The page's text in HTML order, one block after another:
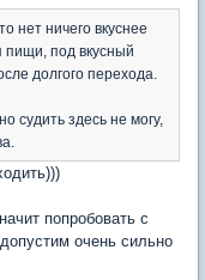
нет ничего вкуснее
пищи, под вкусный
долгого перехода.
судить здесь не могу,
попробовать с
очень сильно